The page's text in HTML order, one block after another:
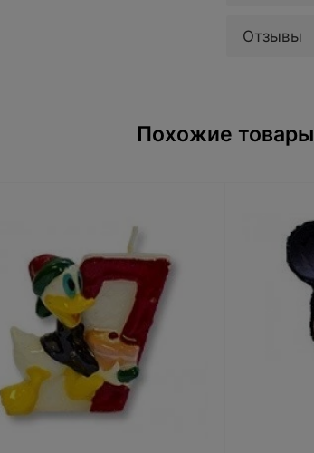
Отзывы
Похожие товары